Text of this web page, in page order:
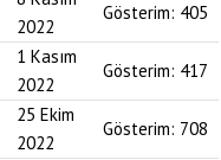
2022
Gösterim: 405
1 Kasım
2022
Gösterim: 417
25 Ekim
2022
Gösterim: 708